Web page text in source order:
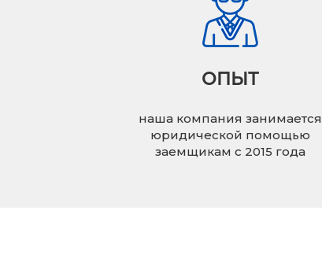
ОПЫТ
наша компания занимается
юридической помощью
заемщикам с 2015 года